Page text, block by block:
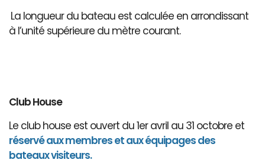
La longueur du bateau est calculée en arrondissant
à l’unité supérieure du mètre courant.
Club House
Le club house est ouvert du 1er avril au 31 octobre et
réservé aux membres et aux équipages des
bateaux visiteurs.